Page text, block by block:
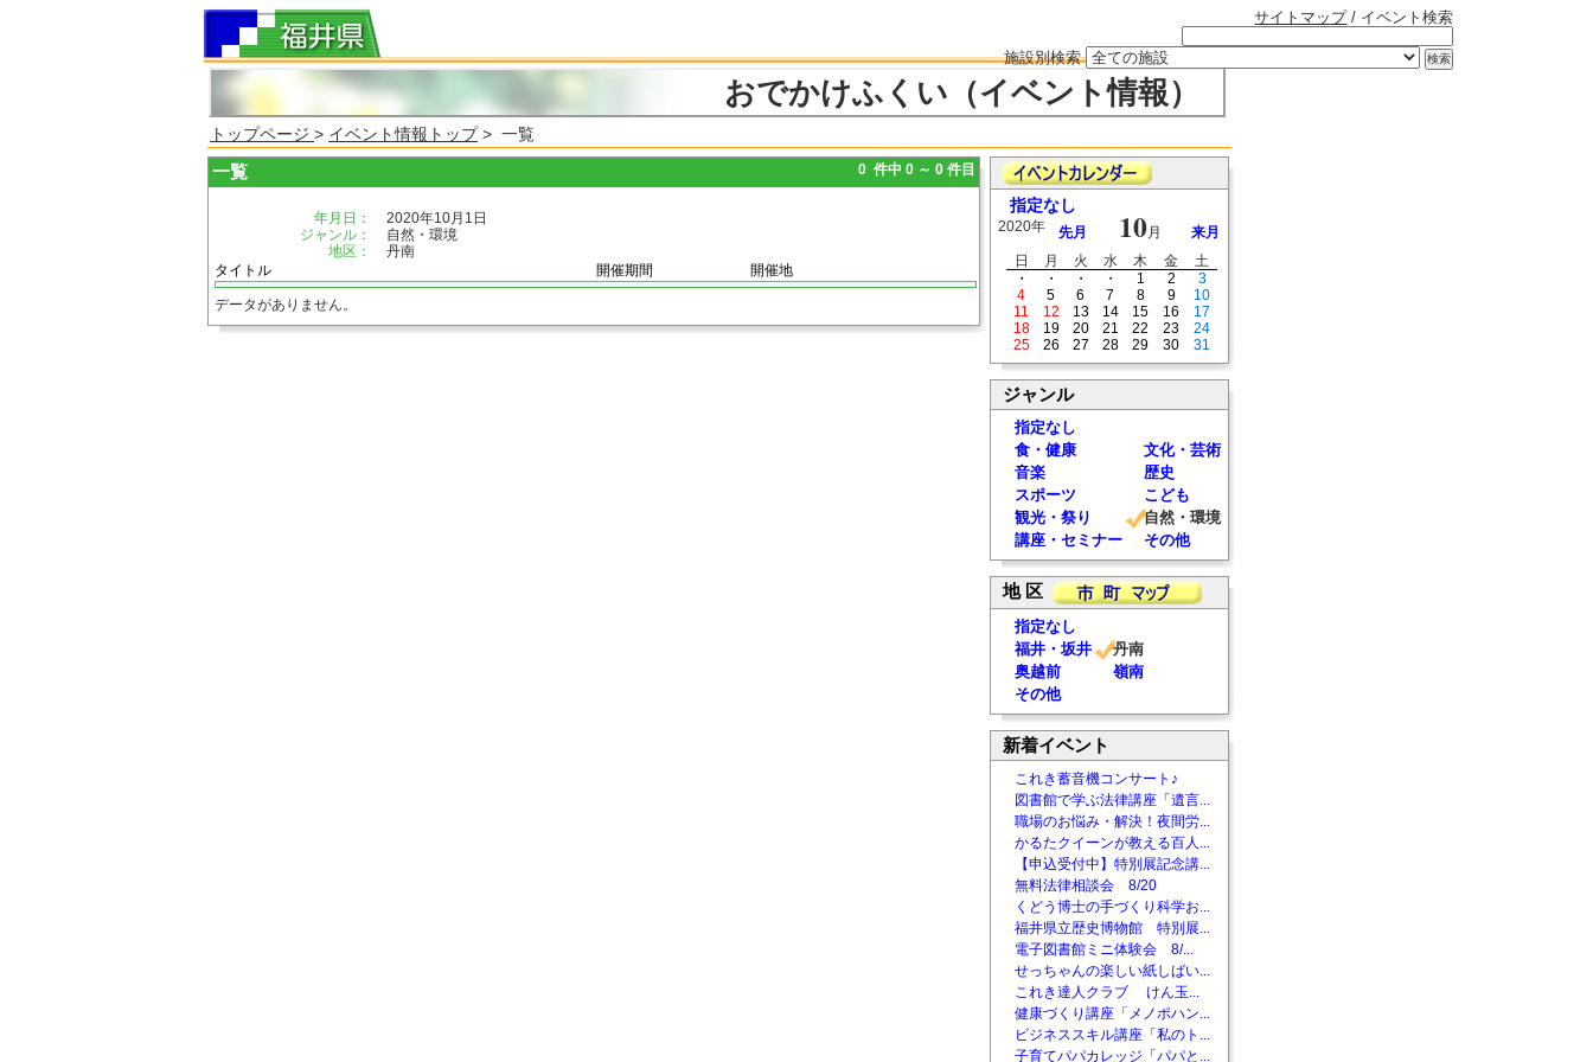
サイトマップ/ イベント検索
施設別検索
おでかけふくい（イベント情報）
トップページ > イベント情報トップ> 一覧
一覧 0 件中 0 ～ 0 件目
年月日：
2020年10月1日
ジャンル：
自然・環境
地区：
丹南
タイトル
開催期間 開催地
データがありません。
指定なし
2020年 先月 10月
来月
日
月 火 水 木 金
土
・
・ ・ ・ 1 2
3
4
5 6 7 8 9
10
11
12 13 14 15 16
17
18
19 20 21 22 23
24
25
26 27 28 29 30 31
ジャンル
指定なし
食・健康
文化・芸術
音楽
歴史
スポーツ
こども
観光・祭り
自然・環境
講座・セミナー
その他
地 区
指定なし
福井・坂井
丹南
奥越前
嶺南
その他
新着イベント
これき蓄音機コンサート♪
図書館で学ぶ法律講座「遺言...
職場のお悩み・解決！夜間労...
かるたクイーンが教える百人...
【申込受付中】特別展記念講...
無料法律相談会 8/20
くどう博士の手づくり科学お...
福井県立歴史博物館 特別展...
電子図書館ミニ体験会 8/...
せっちゃんの楽しい紙しばい...
これき達人クラブ けん玉...
健康づくり講座「メノポハン...
ビジネススキル講座「私のト...
子育てパパカレッジ「パパと...